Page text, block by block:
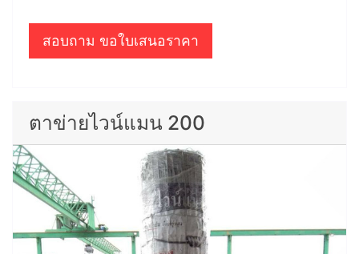
สอบถาม ขอใบเสนอราคา
ตาข่ายไวน์แมน 200